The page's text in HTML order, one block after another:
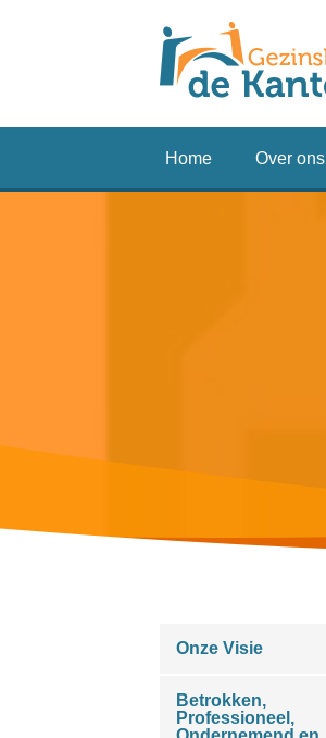
Home Over ons
Onze Visie
Betrokken,
Professioneel,